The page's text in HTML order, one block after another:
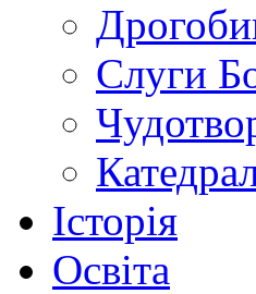
Слуги
Історія
Освіта